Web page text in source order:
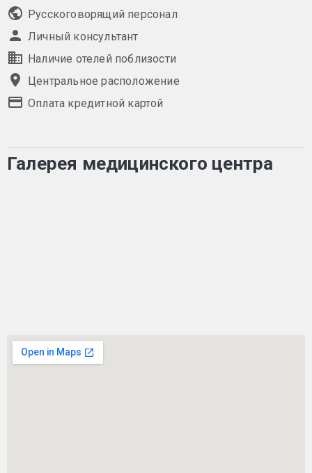
Русскоговорящий персонал
Личный консультант
Наличие отелей поблизости
Центральное расположение
Оплата кредитной картой
Галерея медицинского центра